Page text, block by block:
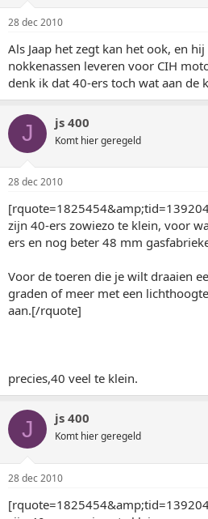
28 dec 2010
Als Jaap het zegt kan het ook, en
nokkenassen leveren voor CIH
denk ik dat 40-ers toch wat aan de
J js 400
Komt hier geregeld
28 dec 2010
zijn 40-ers zowiezo te klein, voor
ers en nog beter 48 mm
Voor de toeren die je wilt draaien
graden of meer met een
aan.[/rquote]
precies,40 veel te klein.
J js 400
Komt hier geregeld
28 dec 2010